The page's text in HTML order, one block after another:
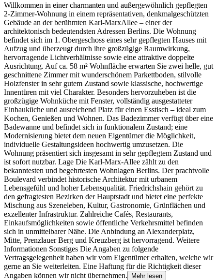
Willkommen in einer charmanten und außergewöhnlich gepflegten
2-Zimmer-Wohnung in einem repräsentativen, denkmalgeschützten
Gebäude an der berühmten Karl-MarxAllee – einer der
architektonisch bedeutendsten Adressen Berlins. Die Wohnung
befindet sich im 1. Obergeschoss eines sehr gepflegten Hauses mit
Aufzug und überzeugt durch ihre großzügige Raumwirkung,
hervorragende Lichtverhältnisse sowie eine attraktive doppelte
Ausrichtung. Auf ca. 58 m² Wohnfläche erwarten Sie zwei helle, gut
geschnittene Zimmer mit wunderschönem Parkettboden, stilvolle
Holzfenster in sehr gutem Zustand sowie klassische, hochwertige
Innentüren mit viel Charakter. Besonders hervorzuheben ist die
großzügige Wohnküche mit Fenster, vollständig ausgestatteter
Einbauküche und ausreichend Platz für einen Esstisch – ideal zum
Kochen, Genießen und Wohnen. Das Badezimmer verfügt über eine
Badewanne und befindet sich in funktionalem Zustand; eine
Modernisierung bietet dem neuen Eigentümer die Möglichkeit,
individuelle Gestaltungsideen hochwertig umzusetzen. Die
Wohnung präsentiert sich insgesamt in sehr gepflegtem Zustand und
ist sofort nutzbar. Lage Die Karl-Marx-Allee zählt zu den
bekanntesten und begehrtesten Wohnlagen Berlins. Der prachtvolle
Boulevard verbindet historische Architektur mit urbanem
Lebensgefühl und hoher Lebensqualität. Friedrichshain gehört zu
den gefragtesten Bezirken der Hauptstadt und bietet eine perfekte
Mischung aus Szeneleben, Kultur, Gastronomie, Grünflächen und
exzellenter Infrastruktur. Zahlreiche Cafés, Restaurants,
Einkaufsmöglichkeiten sowie öffentliche Verkehrsmittel befinden
sich in unmittelbarer Nähe. Die Anbindung an Alexanderplatz,
Mitte, Prenzlauer Berg und Kreuzberg ist hervorragend. Weitere
Informationen Sonstiges Die Angaben zu folgende
Vertragsgelegenheit haben wir vom Eigentümer erhalten, welche wir
gerne an Sie weiterleiten. Eine Haftung für die Richtigkeit dieser
Angaben können wir nicht übernehmen.
Mehr lesen